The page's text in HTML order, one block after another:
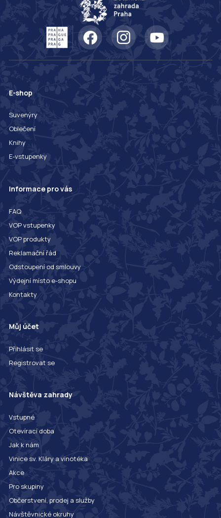
E-shop
Suvenýry
Oblečení
Knihy
E-vstupenky
Informace pro vás
FAQ
VOP vstupenky
VOP produkty
Reklamační řád
Odstoupení od smlouvy
Výdejní místo e-shopu
Kontakty
Můj účet
Přihlásit se
Registrovat se
Návštěva zahrady
Vstupné
Otevírací doba
Jak k nám
Vinice sv. Kláry a vinotéka
Akce
Pro skupiny
Občerstvení, prodej a služby
Návštěvnické okruhy